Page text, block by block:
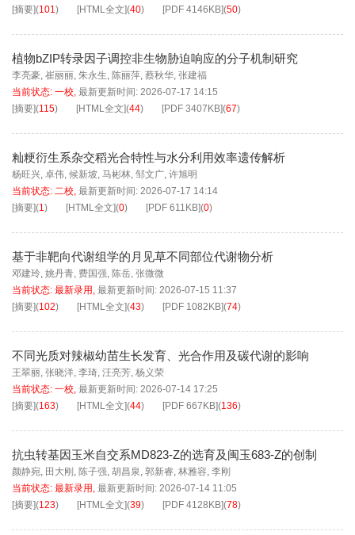
[摘要](101) [HTML全文](40) [PDF 4146KB](50)
植物bZIP转录因子调控非生物胁迫响应的分子机制研究
李亮豪, 崔丽丽, 朱永生, 陈丽萍, 蔡秋华, 张建福
当前状态: 一校, 最新更新时间: 2026-07-17 14:15
[摘要](115) [HTML全文](44) [PDF 3407KB](67)
籼粳衍生系杂交稻光合特性与水分利用效率遗传解析
杨旺兴, 卓伟, 候新坡, 马彬林, 邹文广, 许旭明
当前状态: 二校, 最新更新时间: 2026-07-17 14:14
[摘要](1) [HTML全文](0) [PDF 611KB](0)
基于非靶向代谢组学的月见草不同部位代谢物分析
邓建玲, 姚丹青, 费国强, 陈岳, 张微微
当前状态: 最新录用 , 最新更新时间: 2026-07-15 11:37
[摘要](102) [HTML全文](43) [PDF 1082KB](74)
不同光质对辣椒幼苗生长发育、光合作用及碳代谢的影响
王翠丽, 张晓洋, 李琦, 汪亮芳, 杨义荣
当前状态: 一校, 最新更新时间: 2026-07-14 17:25
[摘要](163) [HTML全文](44) [PDF 667KB](136)
抗虫转基因玉米自交系MD823-Z的选育及闽玉683-Z的创制
颜静宛, 田大刚 , 陈子强, 胡昌泉, 郭新睿, 林雅容, 李刚
当前状态: 最新录用 , 最新更新时间: 2026-07-14 11:05
[摘要](123) [HTML全文](39) [PDF 4128KB](78)